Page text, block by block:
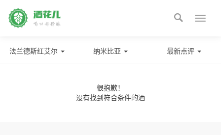
Toggle

法兰德斯红艾尔 纳米比亚 最新点评
很抱歉！
没有找到符合条件的酒